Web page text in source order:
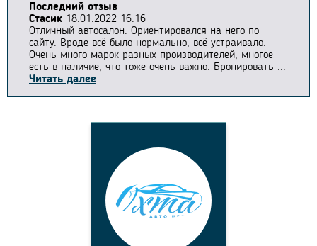
Последний отзыв
Стасик 18.01.2022 16:16
Отличный автосалон. Ориентировался на него по
сайту. Вроде всё было нормально, всё устраивало.
Очень много марок разных производителей, многое
есть в наличие, что тоже очень важно. Бронировать ...
Читать далее